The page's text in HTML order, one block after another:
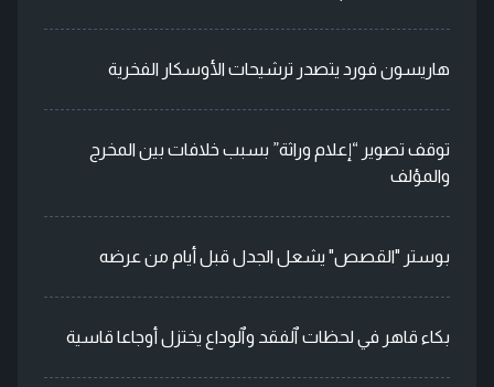
هاريسون فورد يتصدر ترشيحات الأوسكار الفخرية
توقف تصوير “إعلام وراثة” بسبب خلافات بين المخرج
والمؤلف
بوستر "القصص" يشعل الجدل قبل أيام من عرضه
بكاء قاهر في لحظات ٱلفقد وٱلوداع يختزل أوجاعا قاسية